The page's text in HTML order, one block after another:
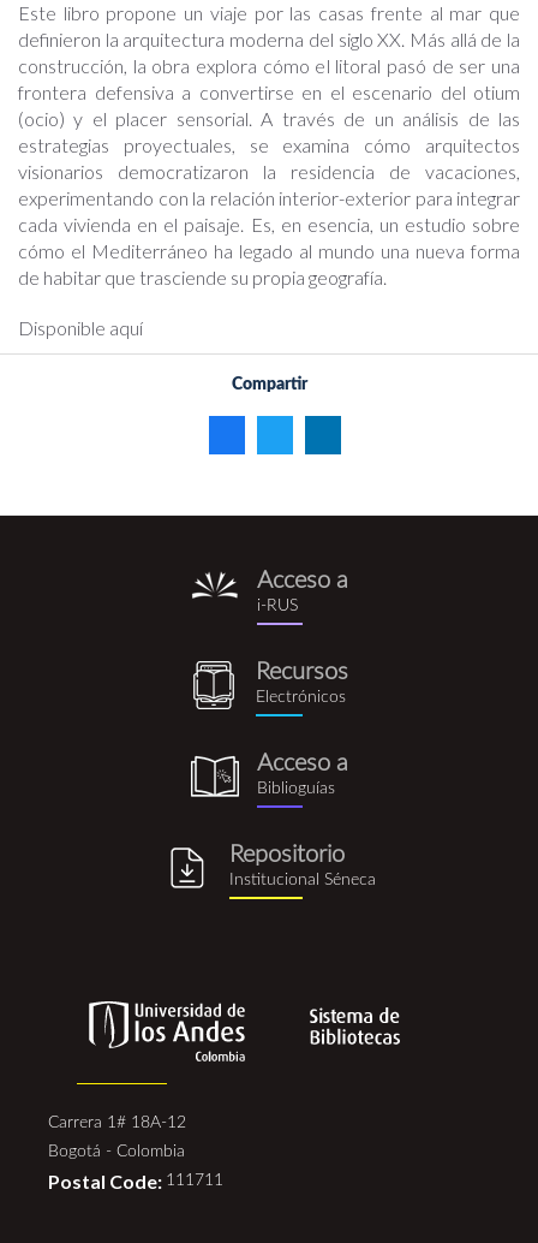
Este libro propone un viaje por las casas frente al mar que
definieron la arquitectura moderna del siglo XX. Más allá de la
construcción, la obra explora cómo el litoral pasó de ser una
frontera defensiva a convertirse en el escenario del otium
(ocio) y el placer sensorial. A través de un análisis de las
estrategias proyectuales, se examina cómo arquitectos
visionarios democratizaron la residencia de vacaciones,
experimentando con la relación interior-exterior para integrar
cada vivienda en el paisaje. Es, en esencia, un estudio sobre
cómo el Mediterráneo ha legado al mundo una nueva forma
de habitar que trasciende su propia geografía.
Disponible aquí
Compartir
i-
rus.png
Acceso a
i-RUS
recursos_electronicos.png
Recursos
Electrónicos
biblioguia.png
Acceso a
Biblioguías
Repositorio
Institucional Séneca
Carrera 1# 18A-12
Bogotá - Colombia
Postal Code: 111711